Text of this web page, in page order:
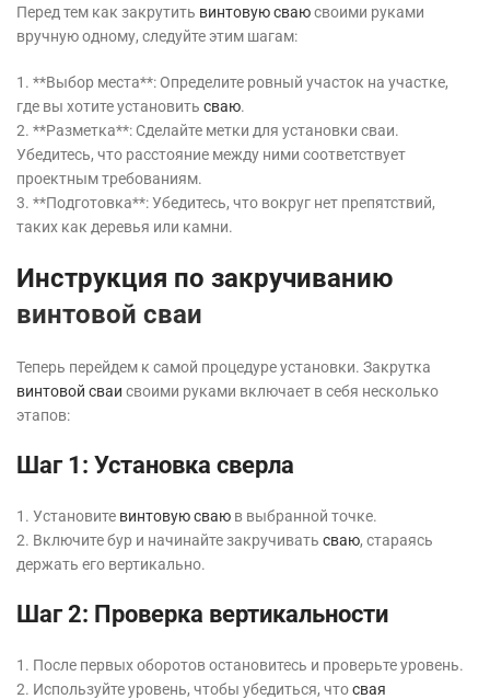
Перед тем как закрутить винтовую сваюсвоими руками
вручную одному, следуйте этим шагам:
1. **Выбор места**: Определите ровный участок на участке,
где вы хотите установить сваю.
2. **Разметка**: Сделайте метки для установки сваи.
Убедитесь, что расстояние между ними соответствует
проектным требованиям.
3. **Подготовка**: Убедитесь, что вокруг нет препятствий,
таких как деревья или камни.
Инструкция по закручиванию
винтовой сваи
Теперь перейдем к самой процедуре установки. Закрутка
винтовой сваи своими руками включает в себя несколько
этапов:
Шаг 1: Установка сверла
1. Установите винтовую сваю в выбранной точке.
2. Включите бур и начинайте закручивать сваю, стараясь
держать его вертикально.
Шаг 2: Проверка вертикальности
1. После первых оборотов остановитесь и проверьте уровень.
2. Используйте уровень, чтобы убедиться, чтосвая